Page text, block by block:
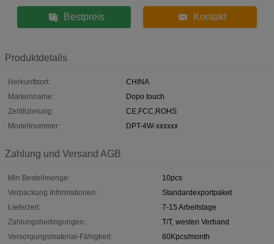
Bestpreis Kontakt
Produktdetails
Herkunftsort:
CHINA
Markenname:
Dopo touch
Zertifizierung:
CE,FCC,ROHS
Modellnummer:
DPT-4W-xxxxxx
Zahlung und Versand AGB
Min Bestellmenge:
10pcs
Verpackung Informationen:
Standardexportpaket
Lieferzeit:
7-15 Arbeitstage
Zahlungsbedingungen:
T/T, westen Verband
Versorgungsmaterial-Fähigkeit:
60Kpcs/month